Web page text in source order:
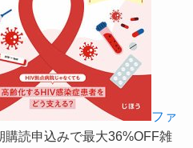
ファ
購読申込みで最大36%OFF雑